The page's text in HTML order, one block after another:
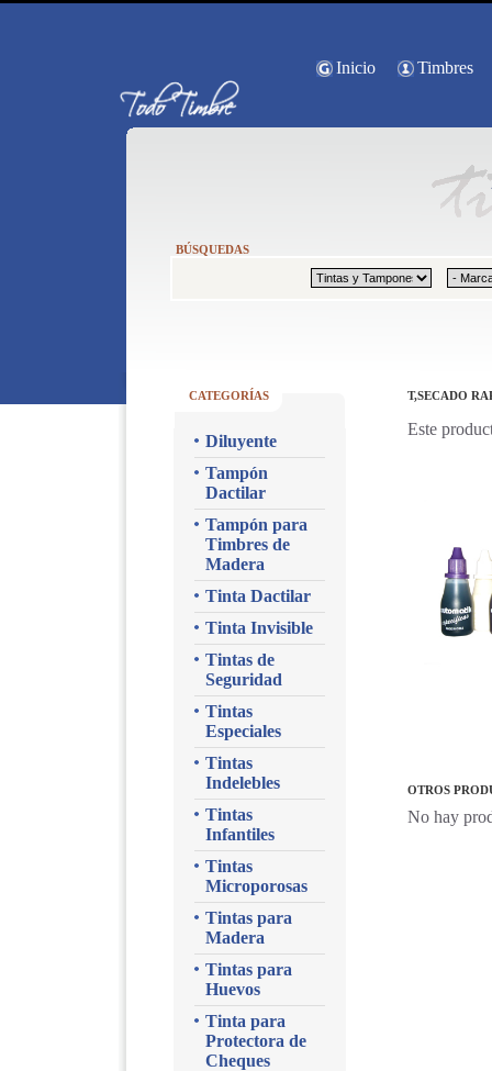
Inicio Timbres
BÚSQUEDAS
CATEGORÍAS
Diluyente
Tampón
Dactilar
Tampón para
Timbres de
Madera
Tinta Dactilar
Tinta Invisible
Tintas de
Seguridad
Tintas
Especiales
Tintas
Indelebles
Tintas
Infantiles
Tintas
Microporosas
Tintas para
Madera
Tintas para
Huevos
Tinta para
Protectora de
Cheques
T,SECADO
Este
OTROS
No hay